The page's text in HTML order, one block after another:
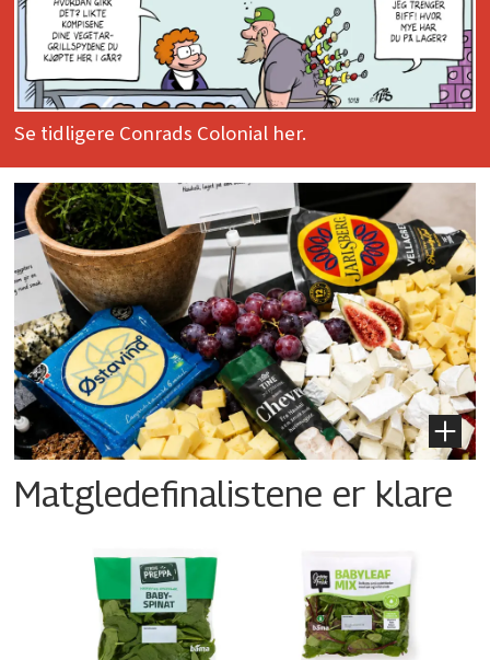
Se tidligere Conrads Colonial her.
Matgledefinalistene er klare